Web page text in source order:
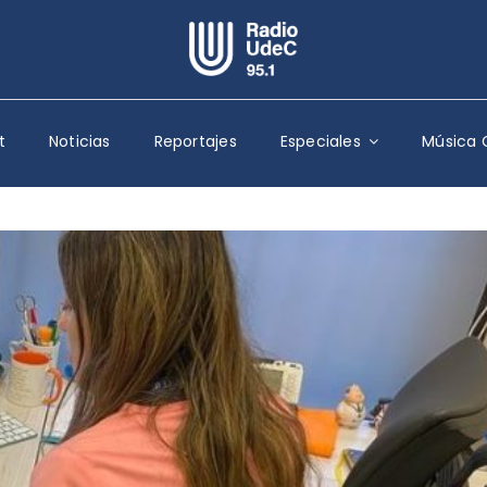
Escuchar Radio UdeC en vivo
Quiénes Somos
Programación
Podcast
Noticias
Reportajes
Columnas
Música Clásica
Especiales
Noticias Reportajes Especiales Música